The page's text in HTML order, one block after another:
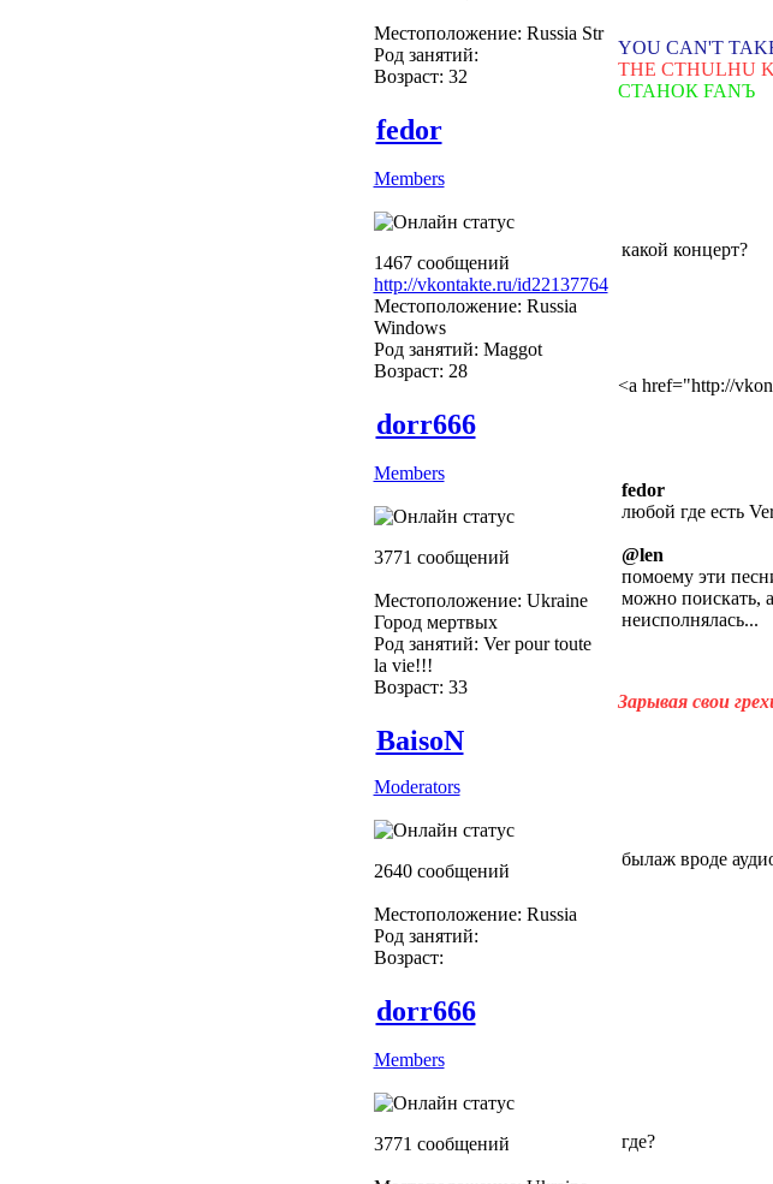
Местоположение: Russia Str
Род занятий:
Возраст: 32
YOU CAN'T
THE CTHULHU
СТАНОК FANЪ
fedor
Members
1467 сообщений
http://vkontakte.ru/id22137764
Местоположение: Russia
Windows
Род занятий: Maggot
Возраст: 28
какой концерт?
<a href="http://
dorr666
Members
3771 сообщений
Местоположение: Ukraine
Город мертвых
Род занятий: Ver pour toute
la vie!!!
Возраст: 33
fedor
любой где есть
@len
помоему эти
можно поискать,
неисполнялась...
Зарывая свои
BaisoN
Moderators
2640 сообщений
Местоположение: Russia
Род занятий:
Возраст:
былаж вроде
dorr666
Members
3771 сообщений где?